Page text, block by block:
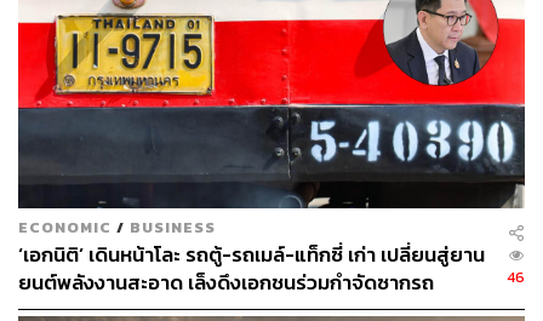
ECONOMIC / BUSINESS
‘เอกนิติ’ เดินหน้าโละ รถตู้-รถเมล์-แท็กซี่ เก่า เปลี่ยนสู่ยาน
ยนต์พลังงานสะอาด เล็งดึงเอกชนร่วมกำจัดซากรถ
46